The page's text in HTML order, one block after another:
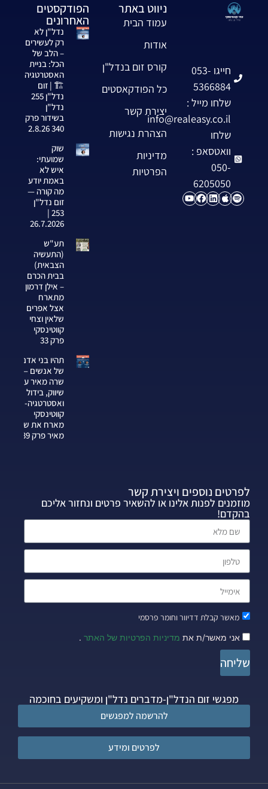
חייגו 053-
5366884
שלחו מייל :
info@realeasy.co.il
שלחו
וואטסאפ :
050-
6205050
ניווט באתר
עמוד הבית
אודות
קורס זום בנדל"ן
כל הפודקאסטים
יצירת קשר
הצהרת נגישות
מדיניות
הפרטיות
הפודקסטים
האחרונים
נדל"ן לא
רק לעשירים
– הלב של
הכל: בניית
האסטרטגיה
🏗️ | זום
נדל"ן 255
נדל"ן
בשידור פרק
340 2.8.26
שוק
שמועתי:
איש לא
באמת יודע
מה קורה —
זום נדל"ן
253 |
26.7.2026
תע"ש
(התעשיה
הצבאית)
בבית הכרם
– אילן דרמון
מתארח
אצל אפרים
שלאין וצחי
קווטינסקי
פרק 33
תהיו בני אדם
של אנשים —
שרה מאיר על
שיווק, בידול
ואסטרטגיה-צחי
קווטינסקי
מארח את שרה
מאיר פרק 339
לפרטים נוספים ויצירת קשר
מוזמנים לפנות אלינו או להשאיר פרטים ונחזור אליכם
בהקדם!
מאשר קבלת דדיוור וחומר פרסמי
אני מאשר/ת את מדיניות הפרטיות של האתר .
שליחה
מפגשי זום הנדל"ן-מדברים נדל"ן ומשקיעים בחוכמה
להרשמה למפגשים
לפרטים ומידע